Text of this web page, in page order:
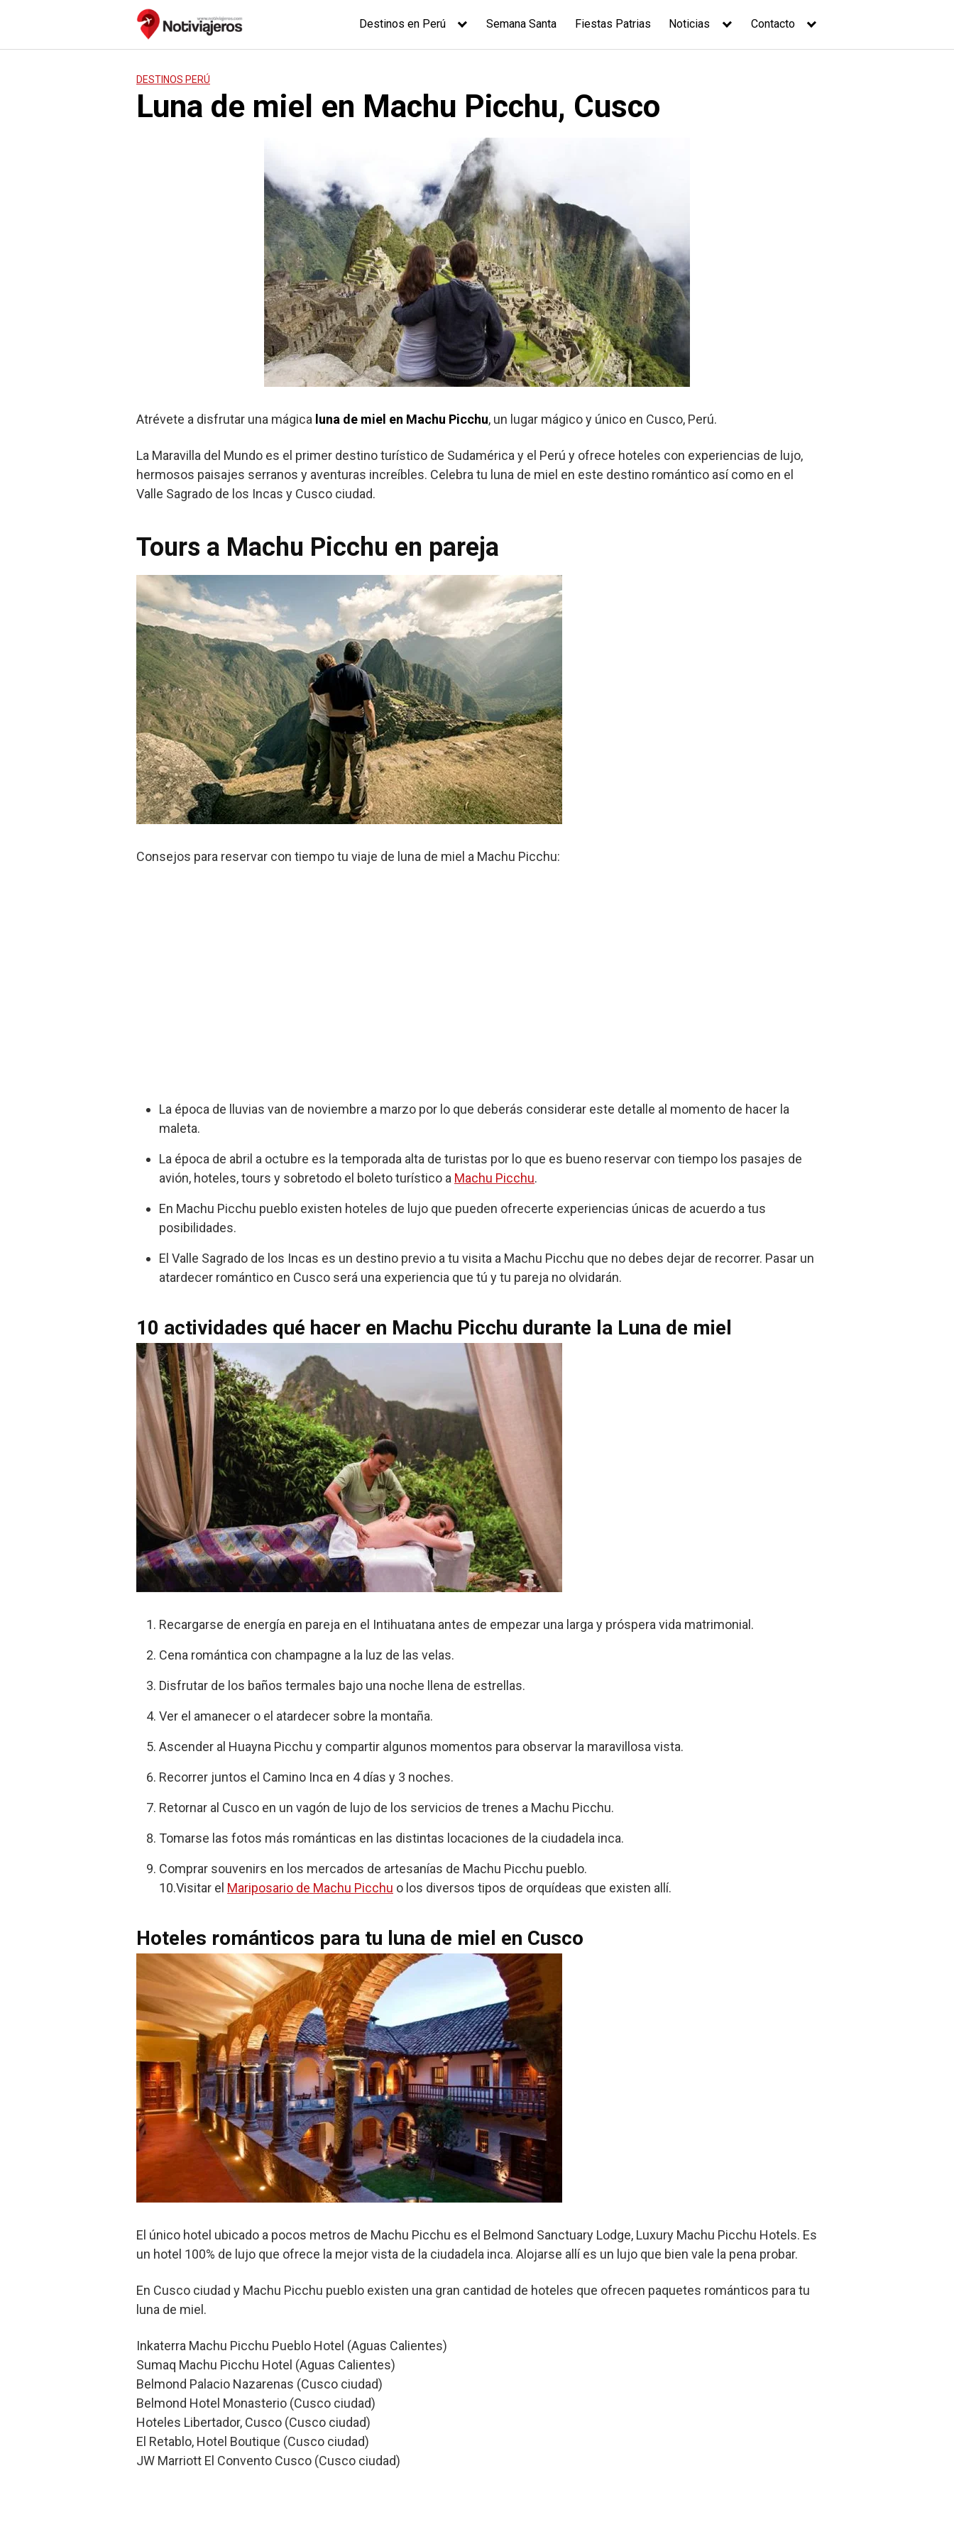
Destinos en Perú Semana Santa Fiestas Patrias Noticias Contacto
DESTINOS PERÚ
Luna de miel en Machu Picchu, Cusco
Atrévete a disfrutar una mágica luna de miel en Machu Picchu, un lugar mágico y único en Cusco, Perú.
La Maravilla del Mundo es el primer destino turístico de Sudamérica y el Perú y ofrece hoteles con experiencias de lujo,
hermosos paisajes serranos y aventuras increíbles. Celebra tu luna de miel en este destino romántico así como en el
Valle Sagrado de los Incas y Cusco ciudad.
Tours a Machu Picchu en pareja
Consejos para reservar con tiempo tu viaje de luna de miel a Machu Picchu:
La época de lluvias van de noviembre a marzo por lo que deberás considerar este detalle al momento de hacer la
maleta.
La época de abril a octubre es la temporada alta de turistas por lo que es bueno reservar con tiempo los pasajes de
avión, hoteles, tours y sobretodo el boleto turístico a Machu Picchu.
En Machu Picchu pueblo existen hoteles de lujo que pueden ofrecerte experiencias únicas de acuerdo a tus
posibilidades.
El Valle Sagrado de los Incas es un destino previo a tu visita a Machu Picchu que no debes dejar de recorrer. Pasar un
atardecer romántico en Cusco será una experiencia que tú y tu pareja no olvidarán.
10 actividades qué hacer en Machu Picchu durante la Luna de miel
Recargarse de energía en pareja en el Intihuatana antes de empezar una larga y próspera vida matrimonial.
Cena romántica con champagne a la luz de las velas.
Disfrutar de los baños termales bajo una noche llena de estrellas.
Ver el amanecer o el atardecer sobre la montaña.
Ascender al Huayna Picchu y compartir algunos momentos para observar la maravillosa vista.
Recorrer juntos el Camino Inca en 4 días y 3 noches.
Retornar al Cusco en un vagón de lujo de los servicios de trenes a Machu Picchu.
Tomarse las fotos más románticas en las distintas locaciones de la ciudadela inca.
Comprar souvenirs en los mercados de artesanías de Machu Picchu pueblo.
10.Visitar el Mariposario de Machu Picchu o los diversos tipos de orquídeas que existen allí.
Hoteles románticos para tu luna de miel en Cusco
El único hotel ubicado a pocos metros de Machu Picchu es el Belmond Sanctuary Lodge, Luxury Machu Picchu Hotels. Es
un hotel 100% de lujo que ofrece la mejor vista de la ciudadela inca. Alojarse allí es un lujo que bien vale la pena probar.
En Cusco ciudad y Machu Picchu pueblo existen una gran cantidad de hoteles que ofrecen paquetes románticos para tu
luna de miel.
Inkaterra Machu Picchu Pueblo Hotel (Aguas Calientes)
Sumaq Machu Picchu Hotel (Aguas Calientes)
Belmond Palacio Nazarenas (Cusco ciudad)
Belmond Hotel Monasterio (Cusco ciudad)
Hoteles Libertador, Cusco (Cusco ciudad)
El Retablo, Hotel Boutique (Cusco ciudad)
JW Marriott El Convento Cusco (Cusco ciudad)